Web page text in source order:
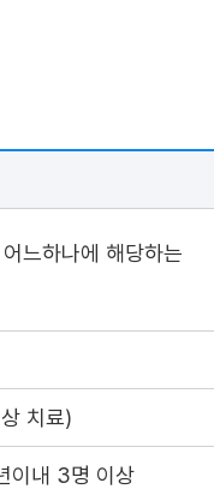
느하나에 해당하는
치료)
이내 3명 이상